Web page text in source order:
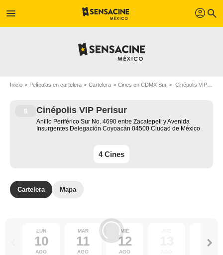
menu profil search
Inicio Películas en cartelera Cartelera Cines en CDMX Sur Cinépolis VIP Perisur - Ciudad de México
Cinépolis VIP Perisur
Anillo Periférico Sur No. 4690 entre Zacatepetl y Avenida
Insurgentes Delegación Coyoacán 04500 Ciudad de México
4 Cines
Cartelera Mapa
LUN
10
AGO
MAR
11
AGO
MIÉ
12
AGO
14